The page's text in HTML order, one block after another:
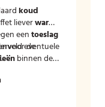
koud
lieverwarm
eentoeslag
de
eventuele
binnen de